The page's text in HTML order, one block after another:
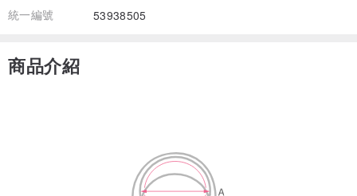
統一編號
53938505
商品介紹